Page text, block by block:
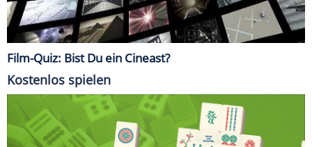
Film-Quiz: Bist Du ein Cineast?
Kostenlos spielen